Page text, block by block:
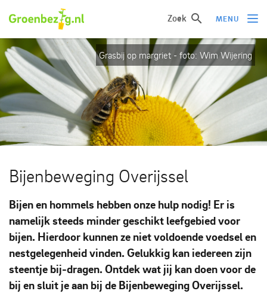
Zoek MENU
Ik wil iets doen
Ik wil iets leren
Groepen of initiatieven
Verhalen uit het veld
Over groenbezig
Meld jouw werkgroep of initiatief aan
Grasbij op margriet - foto: Wim Wijering
Bijenbeweging Overijssel
Bijen en hommels hebben onze hulp nodig! Er is
namelijk steeds minder geschikt leefgebied voor
bijen. Hierdoor kunnen ze niet voldoende voedsel en
nestgelegenheid vinden. Gelukkig kan iedereen zijn
steentje bij-dragen. Ontdek wat jij kan doen voor de
bij en sluit je aan bij de Bijenbeweging Overijssel.